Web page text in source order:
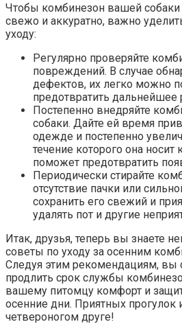
Чтобы комбинезон вашей
свежо и аккуратно, важно
уходу:
Регулярно проверяйте
повреждений. В случае
дефектов, их легко можно
предотвратить дальнейшее
Постепенно внедряйте
собаки. Дайте ей время
одежде и постепенно
течение которого она носит
поможет предотвратить
Периодически стирайте
отсутствие пачки или
сохранить его свежий и
удалять пот и другие
Итак, друзья, теперь вы знаете
советы по уходу за осенним
Следуя этим рекомендациям, вы
продлить срок службы
вашему питомцу комфорт и
осенние дни. Приятных
четвероногом друге!